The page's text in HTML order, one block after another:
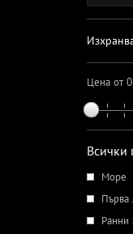
Цена от
Всички
Море
Първа
Ранни